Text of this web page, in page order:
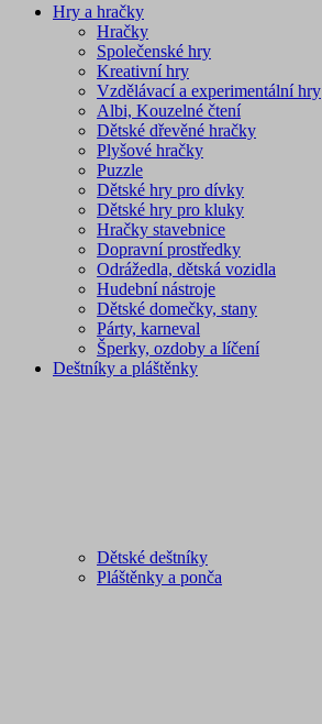
Hry a hračky
Hračky
Společenské hry
Kreativní hry
Vzdělávací a experimentální hry
Albi, Kouzelné čtení
Dětské dřevěné hračky
Plyšové hračky
Puzzle
Dětské hry pro dívky
Dětské hry pro kluky
Hračky stavebnice
Dopravní prostředky
Odrážedla, dětská vozidla
Hudební nástroje
Dětské domečky, stany
Párty, karneval
Šperky, ozdoby a líčení
Deštníky a pláštěnky
Dětské deštníky
Pláštěnky a ponča